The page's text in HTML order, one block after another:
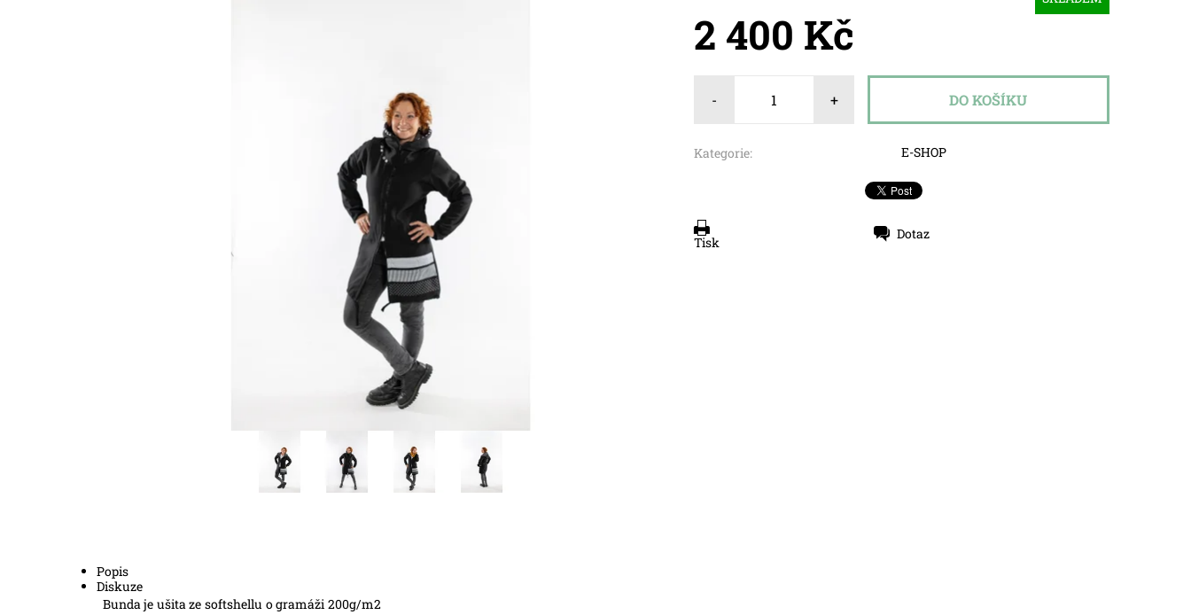
2 400 Kč
- +
Kategorie: E-SHOP
Tisk
Dotaz
Popis
Diskuze
Bunda je ušita ze softshellu o gramáži 200g/m2